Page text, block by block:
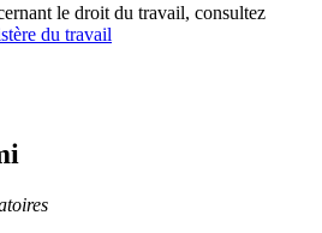
le droit du travail, consultez
du travail